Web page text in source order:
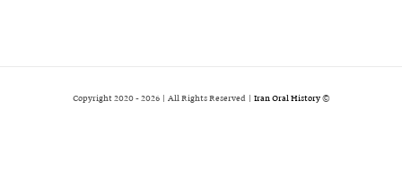
© Copyright 2020 -
2026 | All Rights Reserved | Iran Oral History